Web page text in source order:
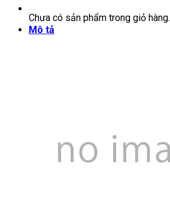
Chưa có sản phẩm trong giỏ hàng.
Mô tả